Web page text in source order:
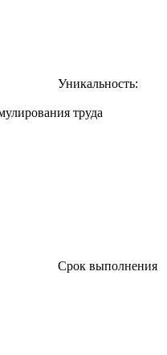
Уникальность:
труда
Срок выполнения